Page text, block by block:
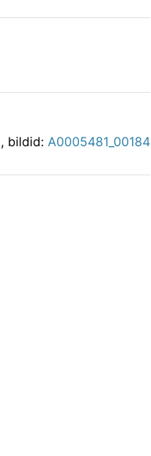
, bildid: A0005481_00184